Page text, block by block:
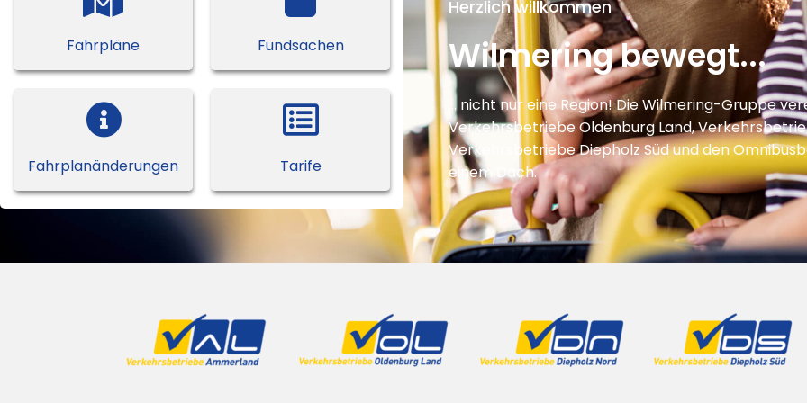
Fahrpläne Fundsachen
Fahrplan­änderungen Tarife
Herzlich willkommen
Wilmering bewegt...
… nicht nur eine Region! Die Wilmering-Gruppe
Verkehrsbetriebe Oldenburg Land,
Verkehrsbetriebe Diepholz Süd und den
einem Dach.